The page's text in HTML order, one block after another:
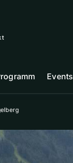
Events